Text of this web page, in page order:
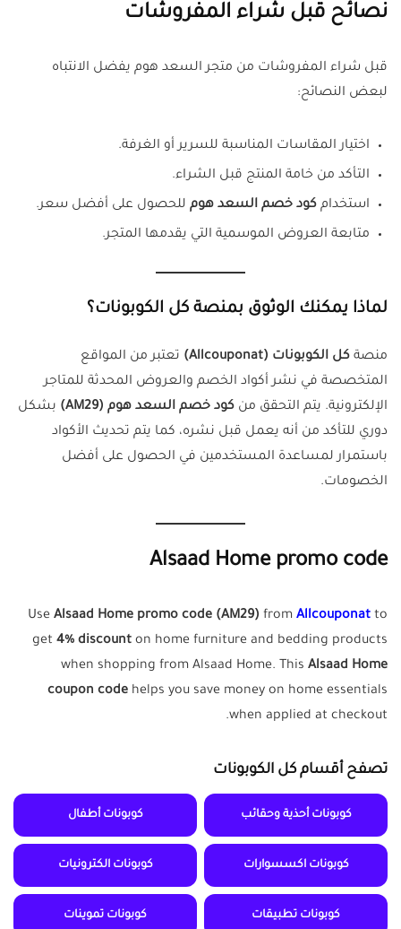
نصائح قبل شراء المفروشات
قبل شراء المفروشات من متجر السعد هوم يفضل الانتباه
لبعض النصائح:
اختيار المقاسات المناسبة للسرير أو الغرفة.
التأكد من خامة المنتج قبل الشراء.
استخدام كود خصم السعد هوم للحصول على أفضل سعر.
متابعة العروض الموسمية التي يقدمها المتجر.
لماذا يمكنك الوثوق بمنصة كل الكوبونات؟
منصة كل الكوبونات (Allcouponat)
تعتبر من المواقع
المتخصصة في نشر أكواد الخصم والعروض المحدثة للمتاجر
الإلكترونية. يتم التحقق من كود خصم السعد هوم (AM29)
بشكل
دوري للتأكد من أنه يعمل قبل نشره، كما يتم تحديث الأكواد
باستمرار لمساعدة المستخدمين في الحصول على أفضل
الخصومات.
Alsaad Home promo code
Use Alsaad Home promo code (AM29) from Allcouponat to
get 4% discount on home furniture and bedding products
when shopping from Alsaad Home. This Alsaad Home
coupon code helps you save money on home essentials
when applied at checkout.
تصفح أقسام كل الكوبونات
كوبونات أحذية وحقائب كوبونات أطفال
كوبونات اكسسوارات كوبونات الكترونيات
كوبونات تطبيقات كوبونات تموينات